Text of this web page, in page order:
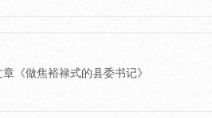
《做焦裕禄式的县委书记》